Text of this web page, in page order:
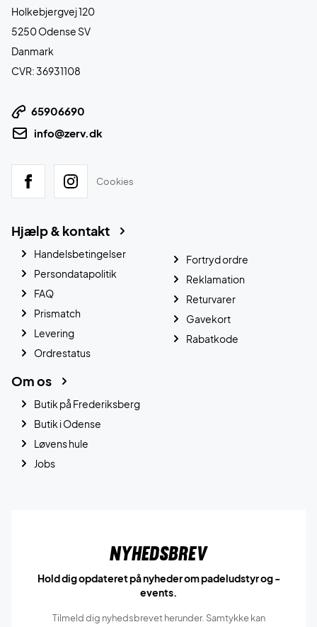
Holkebjergvej 120
5250 Odense SV
Danmark
CVR: 36931108
65906690
info@zerv.dk
Cookies
Hjælp & kontakt
Handelsbetingelser
Persondatapolitik
FAQ
Prismatch
Levering
Ordrestatus
Fortryd ordre
Reklamation
Returvarer
Gavekort
Rabatkode
Om os
Butik på Frederiksberg
Butik i Odense
Løvens hule
Jobs
Nyhedsbrev
Hold dig opdateret på nyheder om padeludstyr og -
events.
Tilmeld dig nyhedsbrevet herunder. Samtykke kan